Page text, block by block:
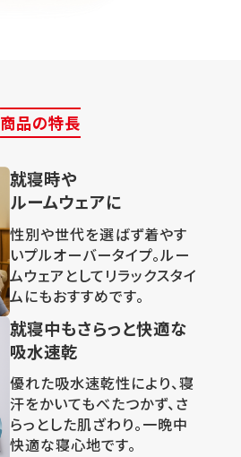
商品の特長
就寝時や
ルームウェアに
性別や世代を選ばず着やす
いプルオーバータイプ。ルー
ムウェアとしてリラックスタイ
ムにもおすすめです。
就寝中もさらっと快適な
吸水速乾
優れた吸水速乾性により、寝
汗をかいてもべたつかず、さ
らっとした肌ざわり。一晩中
快適な寝心地です。